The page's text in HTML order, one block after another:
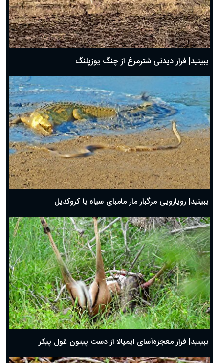
ببینید| فرار دیدنی شترمرغ از چنگ یوزپلنگ
ببینید| رویارویی مرگبار مار مامبای سیاه با کروکدیل
ببینید| فرار معجزه‌آسای ایمپالا از دست پیتون غول پیکر